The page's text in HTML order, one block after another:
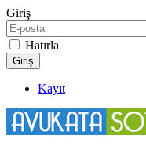
Giriş
Hatırla
Kayıt